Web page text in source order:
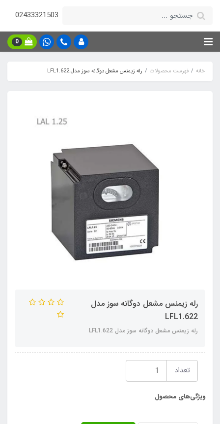
02433321503
0
خانه فهرست محصولات رله زیمنس مشعل دوگانه سوز مدل LFL1.622
رله زیمنس مشعل دوگانه سوز مدل
LFL1.622
رله زیمنس مشعل دوگانه سوز مدل LFL1.622
تعداد
ویژگی‌های محصول